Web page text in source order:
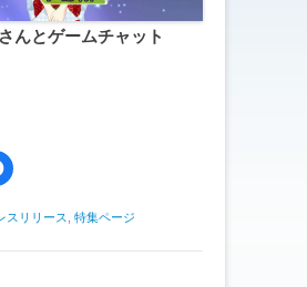
んとゲームチャット
F
a
b
k
スリリース 特集ページ